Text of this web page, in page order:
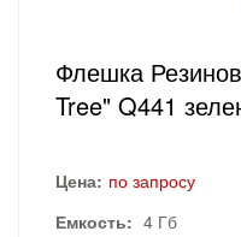
Флешка
Tree" Q441
Цена: по запросу
Емкость: 4 Гб